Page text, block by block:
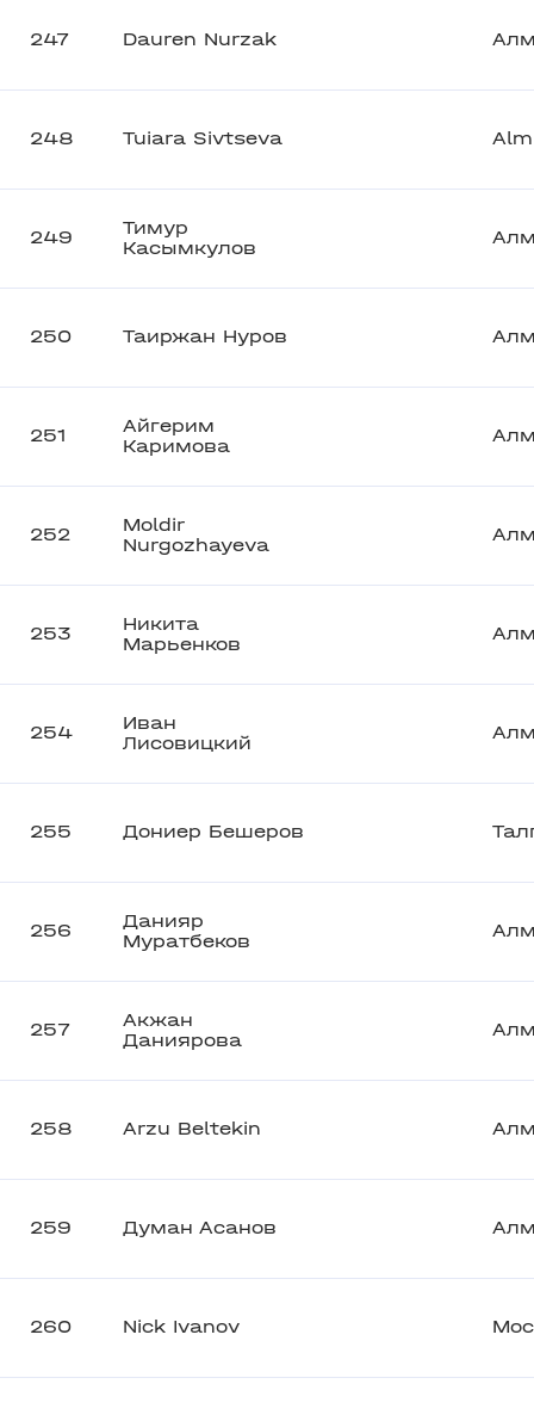
247 Dauren Nurzak
248 Tuiara Sivtseva
249
Тимур
Касымкулов
250 Таиржан Нуров
251
Айгерим
Каримова
252
Moldir
Nurgozhayeva
253
Никита
Марьенков
254
Иван
Лисовицкий
255 Дониер Бешеров
256
Данияр
Муратбеков
257
Акжан
Даниярова
258 Arzu Beltekin
259 Думан Асанов
260 Nick Ivanov